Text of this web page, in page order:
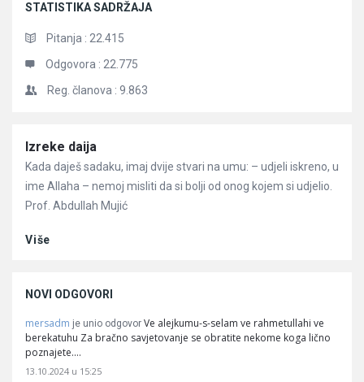
STATISTIKA SADRŽAJA
Pitanja : 22.415
Odgovora : 22.775
Reg. članova : 9.863
Članci
Izreke daija
Kada daješ sadaku, imaj dvije stvari na umu: – udjeli iskreno, u
ime Allaha – nemoj misliti da si bolji od onog kojem si udjelio.
Prof. Abdullah Mujić
Više
NOVI ODGOVORI
mersadm je unio odgovor Ve alejkumu-s-selam ve rahmetullahi ve
berekatuhu Za bračno savjetovanje se obratite nekome koga lično
poznajete.…
13.10.2024 u 15:25